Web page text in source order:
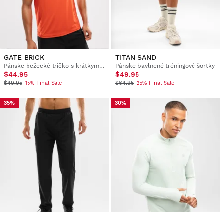
GATE BRICK
Pánske bežecké tričko s krátkym rukávom
$44.95
$49.95-15% Final Sale
TITAN SAND
Pánske bavlnené tréningové šortky
$49.95
$64.95-25% Final Sale
35% 30%